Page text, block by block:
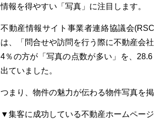
情報を得やすい「写真」に注目します。
不動産情報サイト事業者連絡協議会
は、「問合せや訪問を行う際に不動産会
4％の方が「写真の点数が多い」を、
出ていました。
つまり、物件の魅力が伝わる物件写真を
▼集客に成功している不動産ホームペー